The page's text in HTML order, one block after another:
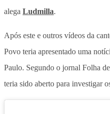
alega Ludmilla.
Após este e outros vídeos da
Povo teria apresentado uma
Paulo. Segundo o jornal Folha
teria sido aberto para investigar